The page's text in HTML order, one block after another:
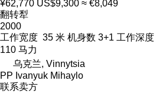
¥62,770 US$9,300 ≈ €8,049
翻转犁
2000
工作宽度 35 米 机身数 3+1 工作深度
110 马力
乌克兰, Vinnytsia
PP Ivanyuk Mihaylo
联系卖方